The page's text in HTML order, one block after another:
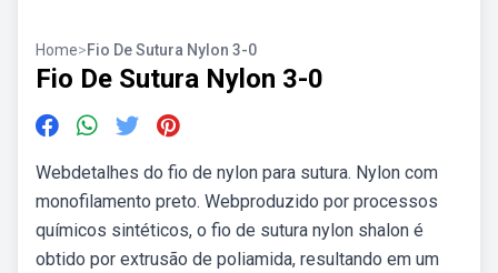
Home>Fio De Sutura Nylon 3-0
Fio De Sutura Nylon 3-0
Webdetalhes do fio de nylon para sutura. Nylon com
monofilamento preto. Webproduzido por processos
químicos sintéticos, o fio de sutura nylon shalon é
obtido por extrusão de poliamida, resultando em um